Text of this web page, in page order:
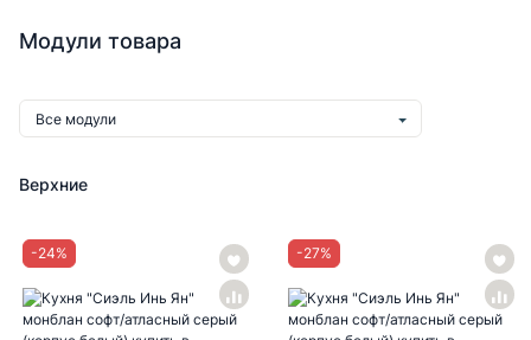
Модули товара
Все модули
Верхние
-24% -27%